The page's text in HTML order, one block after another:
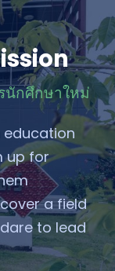
นักศึกษาใหม่
education
up for
a field
to lead